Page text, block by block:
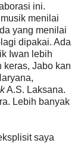
ini.
menilai
yang menilai
dipakai. Ada
Iwan lebih
keras, Jabo kan
A.S. Laksana.
Lebih banyak
saya